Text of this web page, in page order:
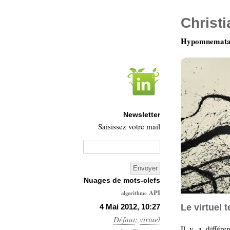
4 Mai 2012, 10:27
Défaut: virtuel
Le virtuel
Newsletter
Saisissez votre mail
Nuages de mots-clefs
algorithme API
Architecture
Ars-